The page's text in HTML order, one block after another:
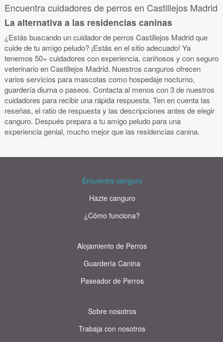
Encuentra cuidadores de perros en Castillejos Madrid
La alternativa a las residencias caninas
¿Estás buscando un cuidador de perros Castillejos Madrid que
cuide de tu amigo peludo? ¡Estás en el sitio adecuado! Ya
tenemos 50+ cuidadores con experiencia, cariñosos y con seguro
veterinario en Castillejos Madrid. Nuestros canguros ofrecen
varios servicios para mascotas como hospedaje nocturno,
guardería diurna o paseos. Contacta al menos con 3 de nuestros
cuidadores para recibir una rápida respuesta. Ten en cuenta las
reseñas, el ratio de respuesta y las descripciones antes de elegir
canguro. Después prepara a tu amigo peludo para una
experiencia genial, mucho mejor que las residencias canina.
Encuentra canguro
Hazte canguro
¿Cómo funciona?
Alojamiento de Perros
Guardería Canina
Paseador de Perros
Sobre nosotros
Trabaja con nosotros